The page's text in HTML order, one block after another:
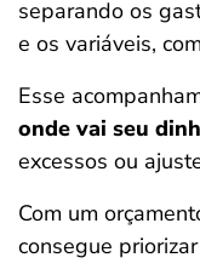
separando os
e os variáveis,
Esse
onde vai seu
excessos ou
Com um
consegue